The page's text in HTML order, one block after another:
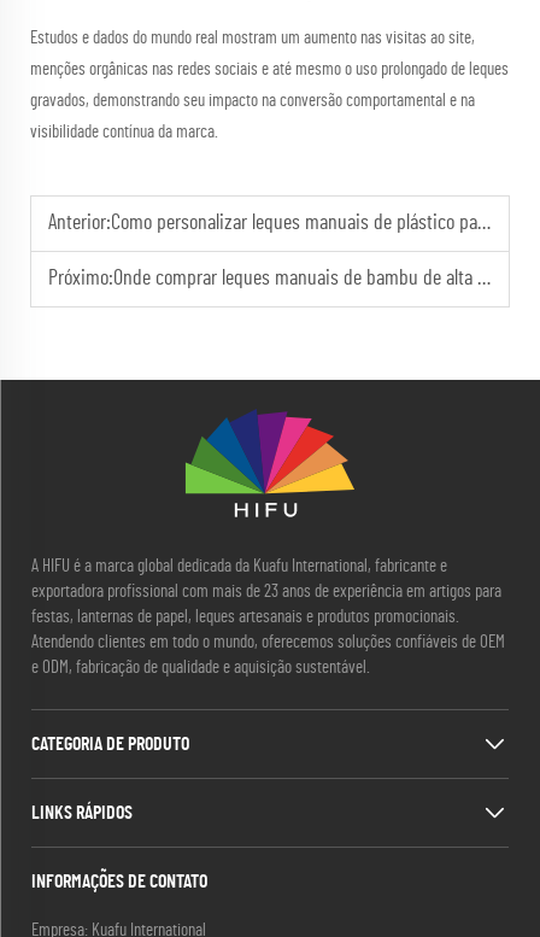
Estudos e dados do mundo real mostram um aumento nas visitas ao site,
menções orgânicas nas redes sociais e até mesmo o uso prolongado de leques
gravados, demonstrando seu impacto na conversão comportamental e na
visibilidade contínua da marca.
Anterior:Como personalizar leques manuais de plástico para promoção com o seu logotipo (Guia OEM)
Próximo:Onde comprar leques manuais de bambu de alta qualidade em grande volume para o seu negócio
A HIFU é a marca global dedicada da Kuafu International, fabricante e
exportadora profissional com mais de 23 anos de experiência em artigos para
festas, lanternas de papel, leques artesanais e produtos promocionais.
Atendendo clientes em todo o mundo, oferecemos soluções confiáveis de OEM
e ODM, fabricação de qualidade e aquisição sustentável.
CATEGORIA DE PRODUTO
LINKS RÁPIDOS
INFORMAÇÕES DE CONTATO
Empresa: Kuafu International